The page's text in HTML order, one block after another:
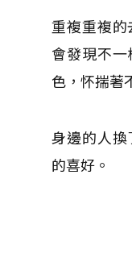
重複重複
會發現不
色，怀揣著
身邊的人
的喜好。